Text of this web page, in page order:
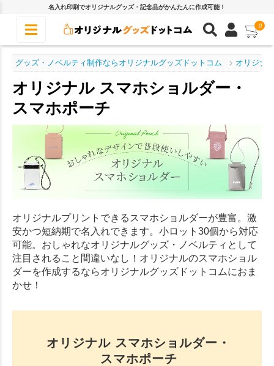
名入れ印刷でオリジナルグッズ・記念品がかんたんに作成可能！
0
グッズ・ノベルティ制作ならオリジナルグッズドットコム オリジナ
オリジナル スマホショルダー・
スマホポーチ
オリジナルプリントできるスマホショルダーが豊富。激
安かつ短納期で名入れできます。小ロット30個から対応
可能。おしゃれなオリジナルグッズ・ノベルティとして
注目されること間違いなし！オリジナルのスマホショル
ダーを作成するならオリジナルグッズドットコムにおま
かせ！
オリジナル スマホショルダー・
スマホポーチ